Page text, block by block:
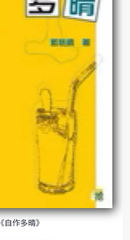
《自作多晴》